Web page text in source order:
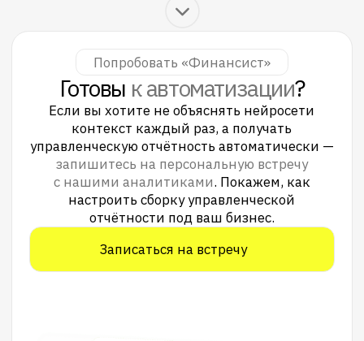
Санкт-Петербург,
ул Лодейнопольская, д. 5А
welcome@report.finance
+7 (495) 179-11-52
КПП 784201001
Код ОКВЭД 62.01, 62.02
ОГРН 1167847489743